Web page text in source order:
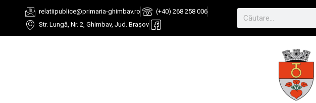
relatiipublice@primaria-ghimbav.ro
(+40) 268 258 006
Str. Lungă, Nr. 2, Ghimbav, Jud. Brașov